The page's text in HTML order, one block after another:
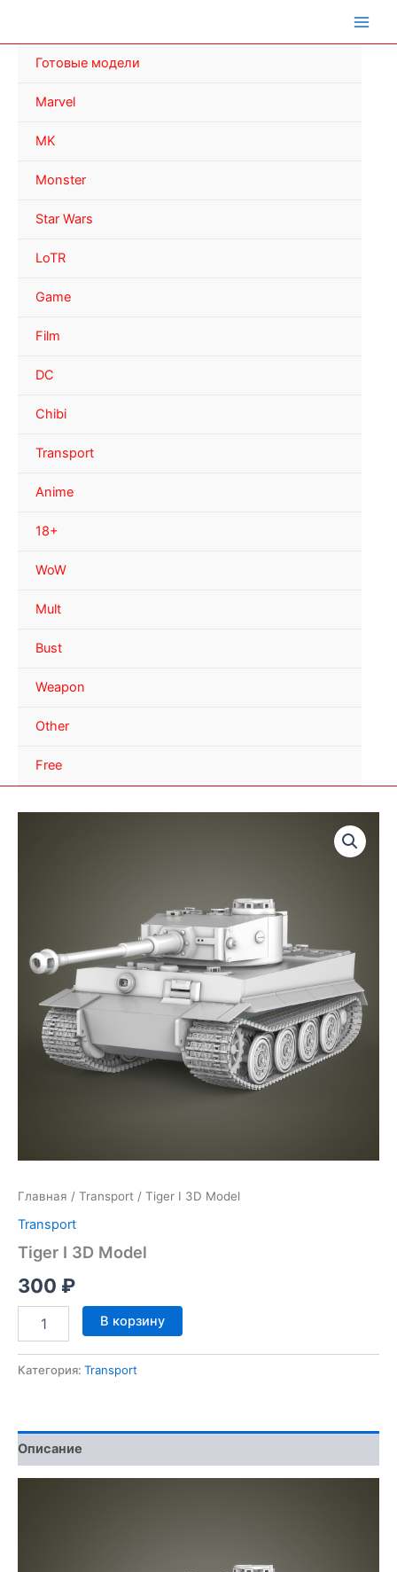
Готовые модели
Marvel
MK
Monster
Star Wars
LoTR
Game
Film
DC
Chibi
Transport
Anime
18+
WoW
Mult
Bust
Weapon
Other
Free
Главная / Transport / Tiger I 3D Model
Transport
Tiger I 3D Model
300 ₽
Количество
товара
I
В корзину
Категория: Transport
Описание